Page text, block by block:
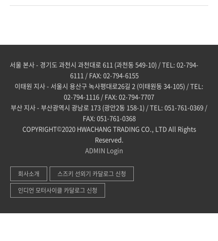
서울 본사 - 경기도 과천시 과천대로 611 (과천동 549-10) / TEL: 02-794-
6111 / FAX: 02-794-6155
이태원 지사 - 서울시 용산구 녹사평대로26길 2 (이태원동 34-105) / TEL:
02-794-1116 / FAX: 02-794-7707
부산 지사 - 부산광역시 광남로 173 (광안2동 158-1) / TEL: 051-761-0369 /
FAX: 051-761-0368
COPYRIGHT©2020 HWACHANG TRADING CO., LTD All Rights
Reserved.
ADMIN Login
회사소개
스즈키 선외기 카달로그 신청
인디언 모터사이클 카달로그 신청